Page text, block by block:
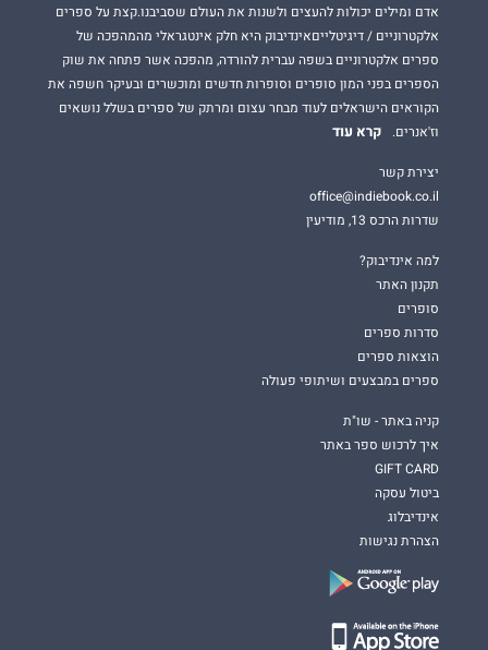
אדם ומילים יכולות להעצים ולשנות את העולם שסביבנו.קצת על ספרים
אלקטרוניים / דיגיטלייםאינדיבוק היא חלק אינטגראלי מהמהפכה של
ספרים אלקטרוניים בשפה עברית להורדה, מהפכה אשר פתחה את שוק
הספרים בפני המון סופרים וסופרות חדשים ומוכשרים ובעיקר חשפה את
הקוראים הישראלים לעוד מבחר עצום ומרתק של ספרים בשלל נושאים
וז'אנרים.
קרא עוד
יצירת קשר
office@indiebook.co.il
שדרות הרכס 13, מודיעין
למה אינדיבוק?
תקנון האתר
סופרים
סדרות ספרים
הוצאות ספרים
ספרים במבצעים ושיתופי פעולה
קניה באתר - שו"ת
איך לרכוש ספר באתר
GIFT CARD
ביטול עסקה
אינדיבלוג
הצהרת נגישות